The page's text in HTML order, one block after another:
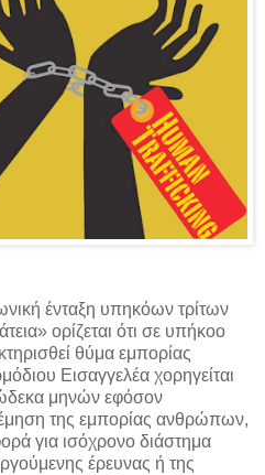
ένταξη υπηκόων τρίτων
ορίζεται ότι σε υπήκοο
θύμα εμπορίας
Εισαγγελέα χορηγείται
μηνών εφόσον
της εμπορίας ανθρώπων,
για ισόχρονο διάστημα
έρευνας ή της